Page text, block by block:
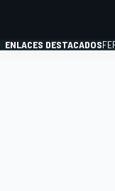
ENLACES DESTACADOS